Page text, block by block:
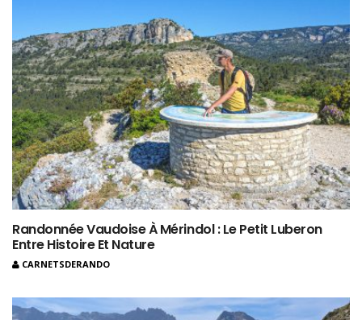
Randonnée Vaudoise À Mérindol : Le Petit Luberon
Entre Histoire Et Nature
CARNETSDERANDO